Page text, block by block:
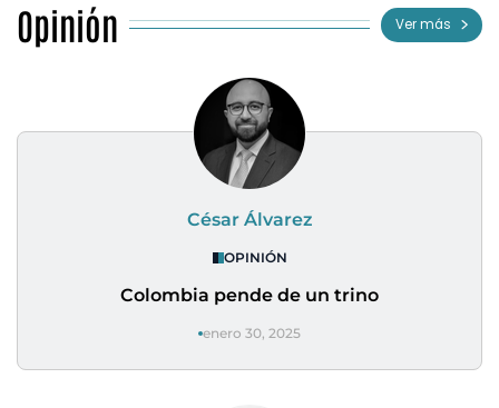
Opinión Ver más
César Álvarez
OPINIÓN
Colombia pende de un trino
enero 30, 2025